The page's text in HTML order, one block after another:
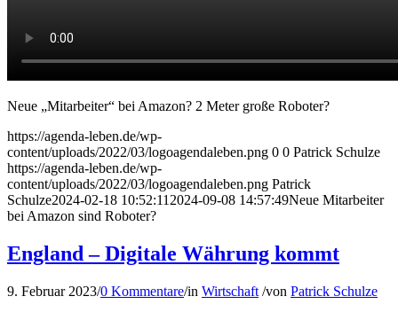
Neue „Mitarbeiter“ bei Amazon? 2 Meter große Roboter?
https://agenda-leben.de/wp-
content/uploads/2022/03/logoagendaleben.png 0 0 Patrick Schulze
https://agenda-leben.de/wp-
content/uploads/2022/03/logoagendaleben.png Patrick
Schulze2024-02-18 10:52:11 2024-09-08 14:57:49Neue Mitarbeiter
bei Amazon sind Roboter?
England – Digitale Währung kommt
9. Februar 2023/0 Kommentare/in Wirtschaft /von Patrick Schulze